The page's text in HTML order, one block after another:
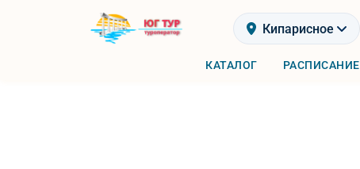
Кипарисное
КАТАЛОГ РАСПИСАНИЕ